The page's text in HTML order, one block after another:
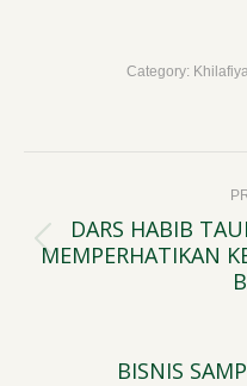
Category:
navigation
DARS HABIB
MEMPERHATIKAN
BISNIS